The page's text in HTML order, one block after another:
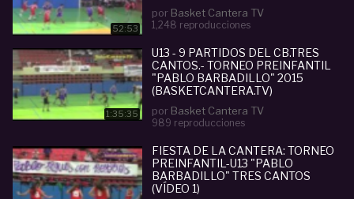
52:53
por Basket Cantera TV
1,248 reproducciones
1:35:35
U13 - 9 PARTIDOS DEL CB.TRES
CANTOS.- TORNEO PREINFANTIL
"PABLO BARBADILLO" 2015
(BASKETCANTERA.TV)
por Basket Cantera TV
989 reproducciones
FIESTA DE LA CANTERA: TORNEO
PREINFANTIL-U13 "PABLO
BARBADILLO" TRES CANTOS
(VÍDEO 1)